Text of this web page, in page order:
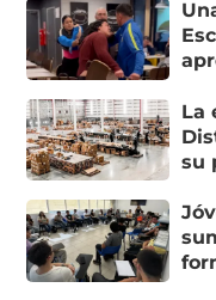
La
su